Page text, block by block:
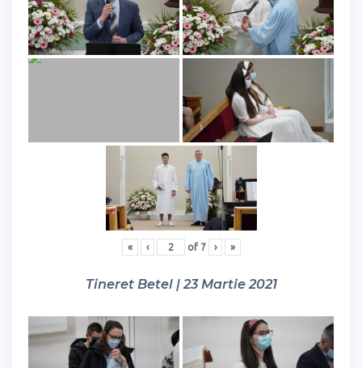
« ‹ of 7 › »
Tineret Betel | 23 Martie 2021